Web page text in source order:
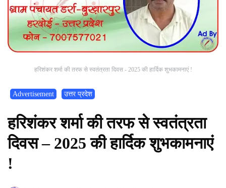
हरिशंकर शर्मा की तरफ से स्वतंत्रता दिवस - 2025 की हार्दिक शुभकामनाएं !
Advertisement उत्तर प्रदेश
हरिशंकर शर्मा की तरफ से स्वतंत्रता
दिवस – 2025 की हार्दिक शुभकामनाएं
!